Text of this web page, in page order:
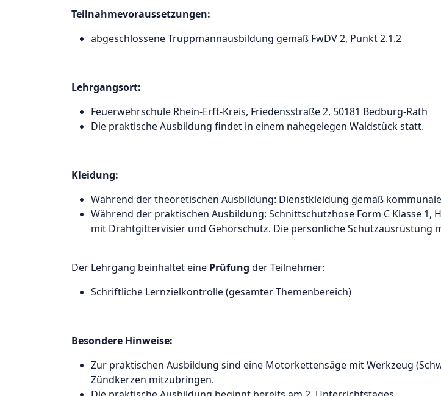
Teilnahmevoraussetzungen:
abgeschlossene Truppmannausbildung gemäß FwDV 2, Punkt 2.1.2
Lehrgangsort:
Feuerwehrschule Rhein-Erft-Kreis, Friedensstraße 2, 50181 Bedburg-Rath
Die praktische Ausbildung findet in einem nahegelegen Waldstück statt.
Kleidung:
Während der theoretischen Ausbildung: Dienstkleidung gemäß
Während der praktischen Ausbildung: Schnittschutzhose Form C Klasse
mit Drahtgittervisier und Gehörschutz. Die persönliche Schutzausrüstung
Der Lehrgang beinhaltet eine Prüfung der Teilnehmer:
Schriftliche Lernzielkontrolle (gesamter Themenbereich)
Besondere Hinweise:
Zur praktischen Ausbildung sind eine Motorkettensäge mit Werkzeug
Zündkerzen mitzubringen.